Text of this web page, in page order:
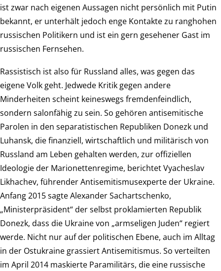
ist zwar nach eigenen Aussagen nicht persönlich mit Putin
bekannt, er unterhält jedoch enge Kontakte zu ranghohen
russischen Politikern und ist ein gern gesehener Gast im
russischen Fernsehen.
Rassistisch ist also für Russland alles, was gegen das
eigene Volk geht. Jedwede Kritik gegen andere
Minderheiten scheint keineswegs fremdenfeindlich,
sondern salonfähig zu sein. So gehören antisemitische
Parolen in den separatistischen Republiken Donezk und
Luhansk, die finanziell, wirtschaftlich und militärisch von
Russland am Leben gehalten werden, zur offiziellen
Ideologie der Marionettenregime, berichtet Vyacheslav
Likhachev, führender Antisemitismusexperte der Ukraine.
Anfang 2015 sagte Alexander Sachartschenko,
„Ministerpräsident“ der selbst proklamierten Republik
Donezk, dass die Ukraine von „armseligen Juden“ regiert
werde. Nicht nur auf der politischen Ebene, auch im Alltag
in der Ostukraine grassiert Antisemitismus. So verteilten
im April 2014 maskierte Paramilitärs, die eine russische